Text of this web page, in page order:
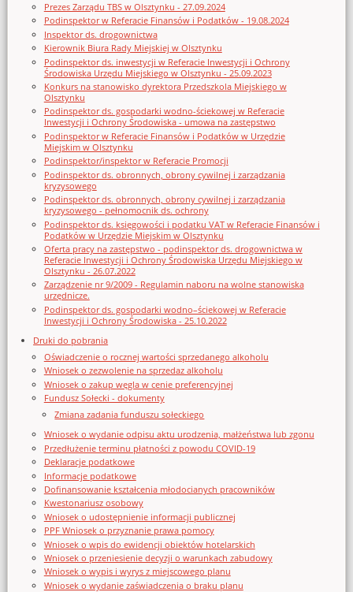
Prezes Zarządu TBS w Olsztynku - 27.09.2024
Podinspektor w Referacie Finansów i Podatków - 19.08.2024
Inspektor ds. drogownictwa
Kierownik Biura Rady Miejskiej w Olsztynku
Podinspektor ds. inwestycji w Referacie Inwestycji i Ochrony
Środowiska Urzędu Miejskiego w Olsztynku - 25.09.2023
Konkurs na stanowisko dyrektora Przedszkola Miejskiego w
Olsztynku
Podinspektor ds. gospodarki wodno-ściekowej w Referacie
Inwestycji i Ochrony Środowiska - umowa na zastępstwo
Podinspektor w Referacie Finansów i Podatków w Urzędzie
Miejskim w Olsztynku
Podinspektor/inspektor w Referacie Promocji
Podinspektor ds. obronnych, obrony cywilnej i zarządzania
kryzysowego
Podinspektor ds. obronnych, obrony cywilnej i zarządzania
kryzysowego - pełnomocnik ds. ochrony
Podinspektor ds. księgowości i podatku VAT w Referacie Finansów i
Podatków w Urzędzie Miejskim w Olsztynku
Oferta pracy na zastępstwo - podinspektor ds. drogownictwa w
Referacie Inwestycji i Ochrony Środowiska Urzędu Miejskiego w
Olsztynku - 26.07.2022
Zarządzenie nr 9/2009 - Regulamin naboru na wolne stanowiska
urzędnicze.
Podinspektor ds. gospodarki wodno–ściekowej w Referacie
Inwestycji i Ochrony Środowiska - 25.10.2022
Druki do pobrania
Oświadczenie o rocznej wartości sprzedanego alkoholu
Wniosek o zezwolenie na sprzedaz alkoholu
Wniosek o zakup węgla w cenie preferencyjnej
Fundusz Sołecki - dokumenty
Zmiana zadania funduszu sołeckiego
Wniosek o wydanie odpisu aktu urodzenia, małżeństwa lub zgonu
Przedłużenie terminu płatności z powodu COVID-19
Deklaracje podatkowe
Informacje podatkowe
Dofinansowanie kształcenia młodocianych pracowników
Kwestonariusz osobowy
Wniosek o udostępnienie informacji publicznej
PPF Wniosek o przyznanie prawa pomocy
Wniosek o wpis do ewidencji obiektów hotelarskich
Wniosek o przeniesienie decyzji o warunkach zabudowy
Wniosek o wypis i wyrys z miejscowego planu
Wniosek o wydanie zaświadczenia o braku planu